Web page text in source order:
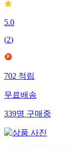
5.0
(2)
702적립
무료배송
339명구매중